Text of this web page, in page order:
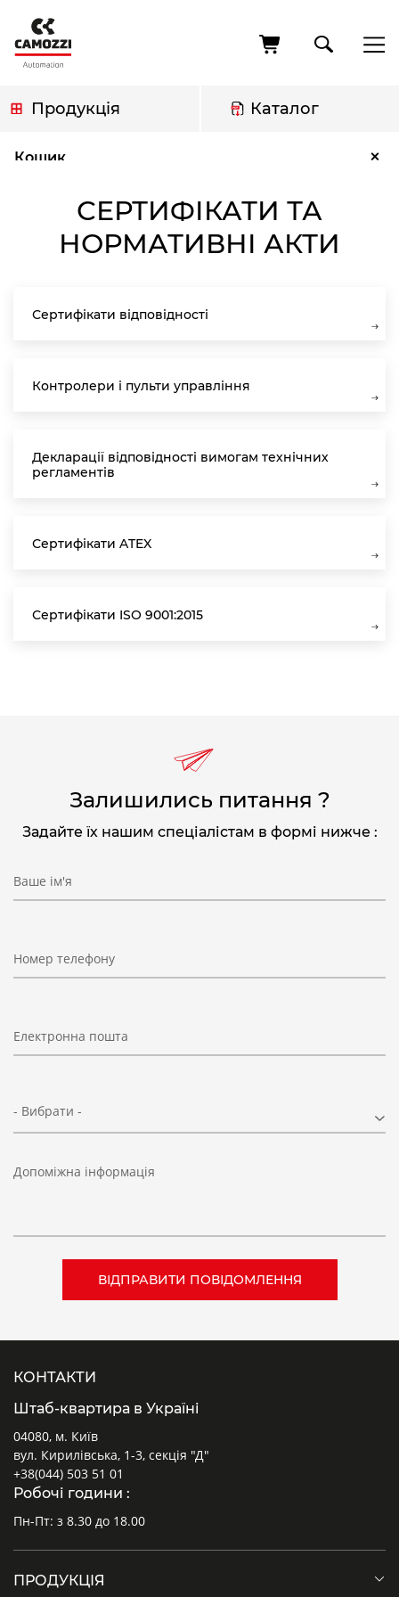
основного
вмісту
Продукція Каталог
Кошик ×
навіґації
СЕРТИФІКАТИ ТА
НОРМАТИВНІ АКТИ
Сертифікати відповідності
Контролери і пульти управління
Декларації відповідності вимогам технічних
регламентів
Сертифікати ATEX
Сертифікати ISO 9001:2015
Залишились питання ?
Задайте їх нашим спеціалістам в формі нижче :
Ваше ім'я
Номер телефону
Електронна пошта
- Вибрати -
Допоміжна інформація
КОНТАКТИ
Штаб-квартира в Україні
04080, м. Київ
вул. Кирилівська, 1-3, секція "Д"
+38(044) 503 51 01
Робочі години :
Пн-Пт: з 8.30 до 18.00
ПРОДУКЦІЯ